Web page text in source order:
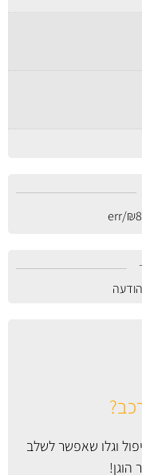
וגלו שאפשר לשלב
הוגן!
₪
/err